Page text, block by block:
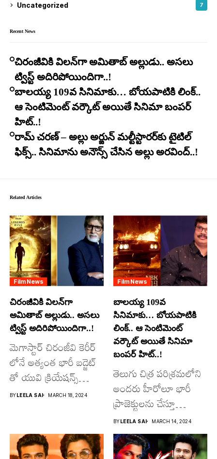
Uncategorized 7
Recent News
చిరంజీవికి విలన్‌గా అమితాబ్ అల్లుడు.. అసలు
ట్విస్ట్ అదిరిపోయిందిగా..!
బాలయ్య 109వ సినిమాకు… బోయపాటికి లింక్..
ఆ సెంటిమెంట్ వర్కౌట్ అయితే సినిమా బంపర్
హిట్..!
రామ్ చరణ్ – అల్లు అర్జున్ మల్టీస్టారర్​కు టైటిల్
ఫిక్స్.. సినిమాను అనౌన్స్ చేసిన అల్లు అరవింద్..!
Related Articles
Film News
చిరంజీవికి విలన్‌గా
అమితాబ్ అల్లుడు.. అసలు
ట్విస్ట్ అదిరిపోయిందిగా..!
మెగాస్టార్ చిరంజీవి కెరీర్
లోనే అత్యంత భారీ బడ్జెట్
తో యువి క్రియేషన్స్
రూపొందిస్తున్న
BYLEELA SAI MARCH 18, 2024
Film News
బాలయ్య 109వ
సినిమాకు… బోయపాటికి
లింక్.. ఆ సెంటిమెంట్
వర్కౌట్ అయితే సినిమా
బంపర్ హిట్..!
తెలుగు చిత్ర పరిశ్రమలోని
అందరు హీరోలూ భారీ
ప్రాజెక్టులను చేస్తూ
దూసుకుపోతోన్నారు.
అందులో కొందరు
మాత్రమే...
BYLEELA SAI MARCH 14, 2024